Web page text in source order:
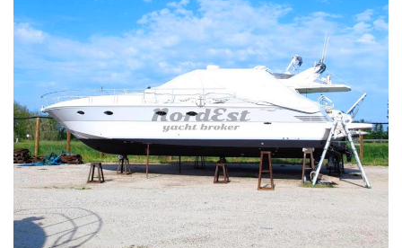
Immagini